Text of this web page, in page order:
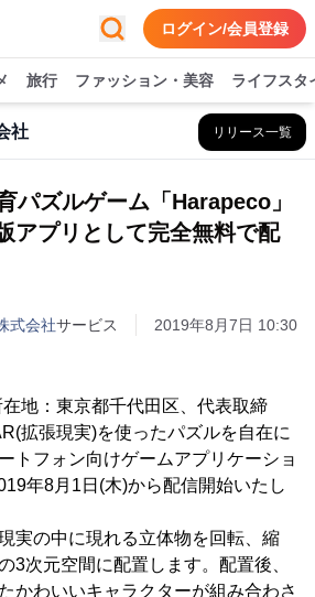
ログイン/会員登録
旅行 ファッション・美容 ライフスタ
社 リリース一覧
パズルゲーム「Harapeco」
アプリとして完全無料で配
式会社サービス 2019年8月7日 10:30
地：東京都千代田区、代表取締
拡張現実)を使ったパズルを自在に
トフォン向けゲームアプリケーショ
年8月1日(木)から配信開始いたし
実の中に現れる立体物を回転、縮
3次元空間に配置します。配置後、
かわいいキャラクターが組み合わさ